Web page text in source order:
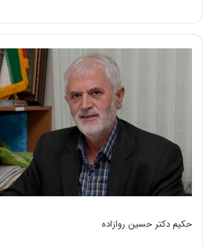
حکیم دکتر حسین روازاده